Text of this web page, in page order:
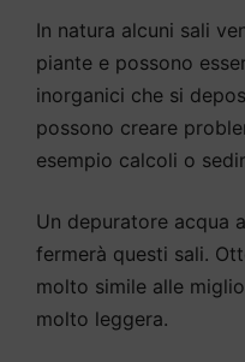
In natura alcuni sali
piante e possono
inorganici che si
possono creare
esempio calcoli o
Un depuratore acqua
fermerà questi sali.
molto simile alle
molto leggera.